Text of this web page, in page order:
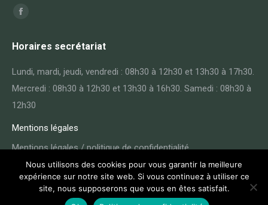
Trouvez nous sur :
Horaires secrétariat
Lundi, mardi, jeudi, vendredi : 08h30 à 12h30 et 13h30 à 17h30.
Mercredi : 08h30 à 12h30 et 13h30 à 16h30. Samedi : 08h30 à
12h30
Mentions légales
Mentions légales / politique de confidentialité
Nous utilisons des cookies pour vous garantir la meilleure
expérience sur notre site web. Si vous continuez à utiliser ce
site, nous supposerons que vous en êtes satisfait.